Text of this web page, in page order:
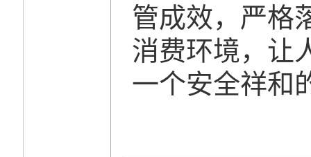
管成效，严格
消费环境，让
一个安全祥和